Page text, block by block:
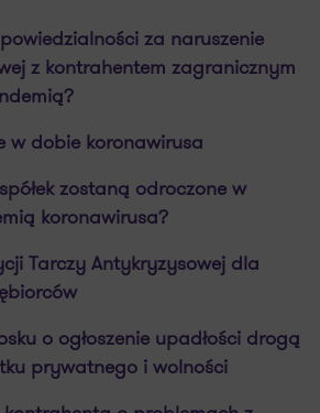
za naruszenie
z kontrahentem zagranicznym
w dobie koronawirusa
zostaną odroczone w
koronawirusa?
Tarczy Antykryzysowej dla
o ogłoszenie upadłości drogą
prywatnego i wolności